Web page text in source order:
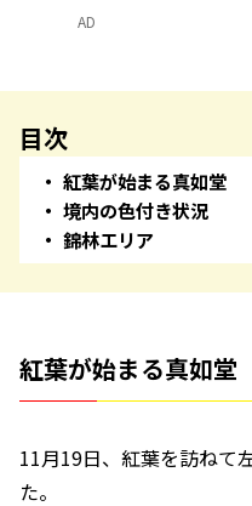
AD
目次
紅葉が始まる真如堂
境内の色付き状況
錦林エリア
紅葉が始まる真如堂
11月19日、紅葉を訪ねて
た。